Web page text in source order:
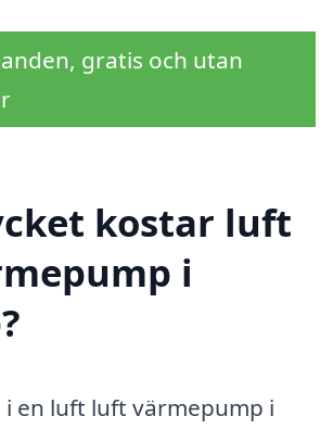
gratis och utan
kostar luft
i
en luft luft värmepump i